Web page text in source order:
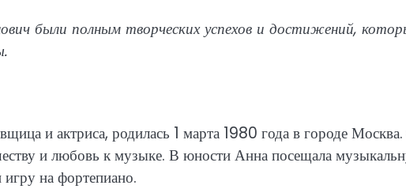
были полным творческих успехов и достижений,
и актриса, родилась 1 марта 1980 года в городе
и любовь к музыке. В юности Анна посещала
игру на фортепиано.